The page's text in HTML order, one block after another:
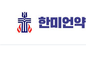
content